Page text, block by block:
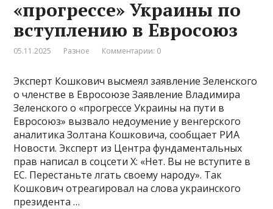
«прогрессе» Украины по
вступлению в Евросоюз
05.11.2025 Разное Комментарии: 0
Эксперт Кошкович высмеял заявление Зеленского
о членстве в Евросоюзе Заявление Владимира
Зеленского о «прогрессе Украины на пути в
Евросоюз» вызвало недоумение у венгерского
аналитика Золтана Кошковича, сообщает РИА
Новости. Эксперт из Центра фундаментальных
прав написал в соцсети X: «Нет. Вы не вступите в
ЕС. Перестаньте лгать своему народу». Так
Кошкович отреагировал на слова украинского
президента …